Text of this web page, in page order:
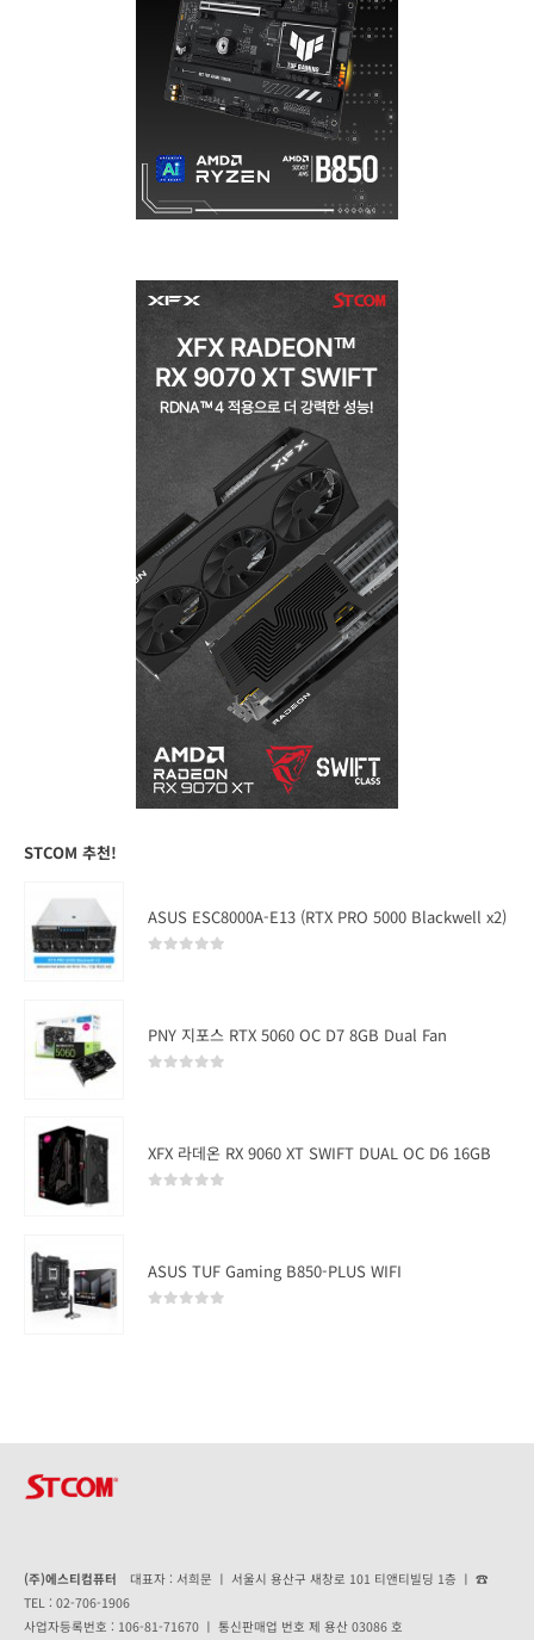
STCOM 추천!
ASUS ESC8000A-E13 (RTX PRO 5000 Blackwell x2)
PNY 지포스 RTX 5060 OC D7 8GB Dual Fan
XFX 라데온 RX 9060 XT SWIFT DUAL OC D6 16GB
ASUS TUF Gaming B850-PLUS WIFI
(주)에스티컴퓨터 대표자 : 서희문 ㅣ 서울시 용산구 새창로 101 티앤티빌딩 1층 ㅣ ☎
TEL : 02-706-1906
사업자등록번호 : 106-81-71670 ㅣ 통신판매업 번호 제 용산 03086 호